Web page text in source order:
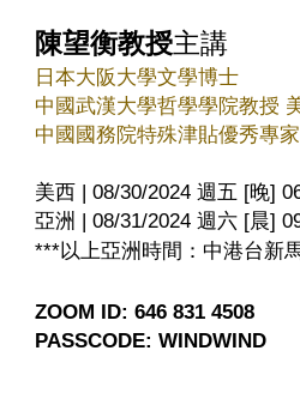
陳望衡教授主講
日本大阪大學文學博士
中國武漢大學哲學學院教授
中國國務院特殊津貼優秀專家
美西 | 08/30/2024 週五 [晚]
亞洲 | 08/31/2024 週六 [晨]
***以上亞洲時間：中港台新
ZOOM ID: 646 831 4508
PASSCODE: WINDWIND